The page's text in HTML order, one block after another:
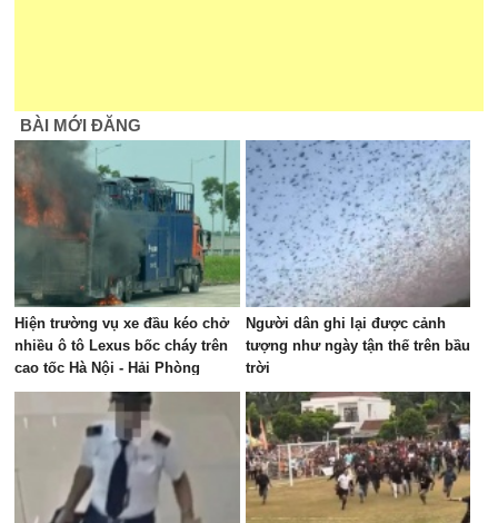
BÀI MỚI ĐĂNG
Hiện trường vụ xe đầu kéo chở
nhiều ô tô Lexus bốc cháy trên
cao tốc Hà Nội - Hải Phòng
Người dân ghi lại được cảnh
tượng như ngày tận thế trên bầu
trời